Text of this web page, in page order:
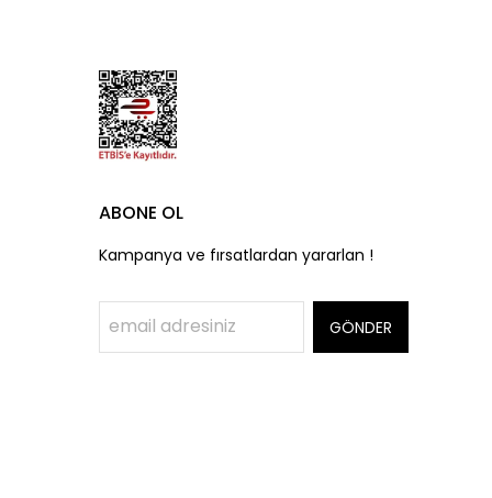
ABONE OL
Kampanya ve fırsatlardan yararlan !
GÖNDER